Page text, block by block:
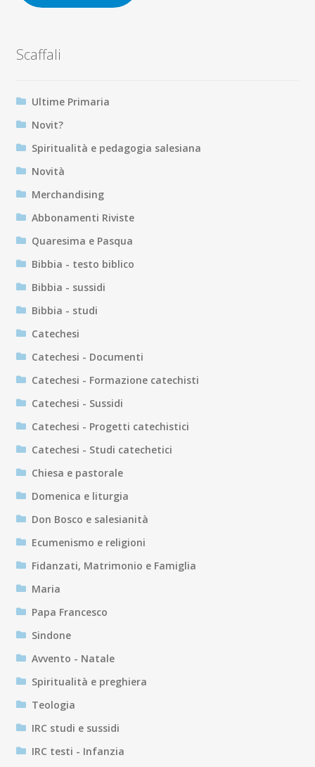
Scaffali
Ultime Primaria
Novit?
Spiritualità e pedagogia salesiana
Novità
Merchandising
Abbonamenti Riviste
Quaresima e Pasqua
Bibbia - testo biblico
Bibbia - sussidi
Bibbia - studi
Catechesi
Catechesi - Documenti
Catechesi - Formazione catechisti
Catechesi - Sussidi
Catechesi - Progetti catechistici
Catechesi - Studi catechetici
Chiesa e pastorale
Domenica e liturgia
Don Bosco e salesianità
Ecumenismo e religioni
Fidanzati, Matrimonio e Famiglia
Maria
Papa Francesco
Sindone
Avvento - Natale
Spiritualità e preghiera
Teologia
IRC studi e sussidi
IRC testi - Infanzia